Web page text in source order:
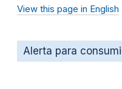
View this page in English
Alerta para